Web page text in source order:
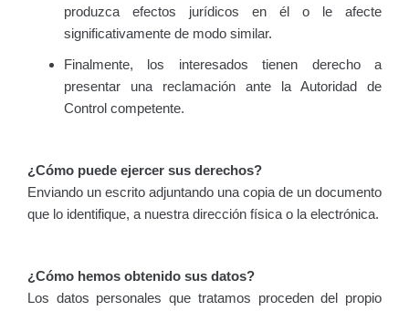
produzca efectos jurídicos en él o le afecte
significativamente de modo similar.
Finalmente, los interesados tienen derecho a
presentar una reclamación ante la Autoridad de
Control competente.
¿Cómo puede ejercer sus derechos?
Enviando un escrito adjuntando una copia de un documento
que lo identifique, a nuestra dirección física o la electrónica.
¿Cómo hemos obtenido sus datos?
Los datos personales que tratamos proceden del propio